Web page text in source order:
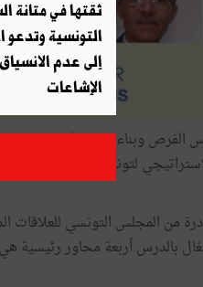
وبناء موقع راسخ مفيد
من المجلس التونسي
بالدرس أربعة محاور رئيسية
ثقتها في متانة
التونسية وتدعو
إلى عدم
الإشاعات